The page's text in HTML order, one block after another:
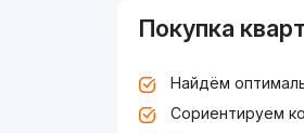
Покупка
Найдём
Сориентируем